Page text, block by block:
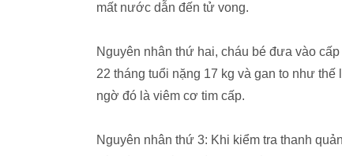
mất nước dẫn đến tử vong.
Nguyên nhân thứ hai, cháu bé đưa vào
22 tháng tuổi nặng 17 kg và gan to như
ngờ đó là viêm cơ tim cấp.
Nguyên nhân thứ 3: Khi kiểm tra thanh